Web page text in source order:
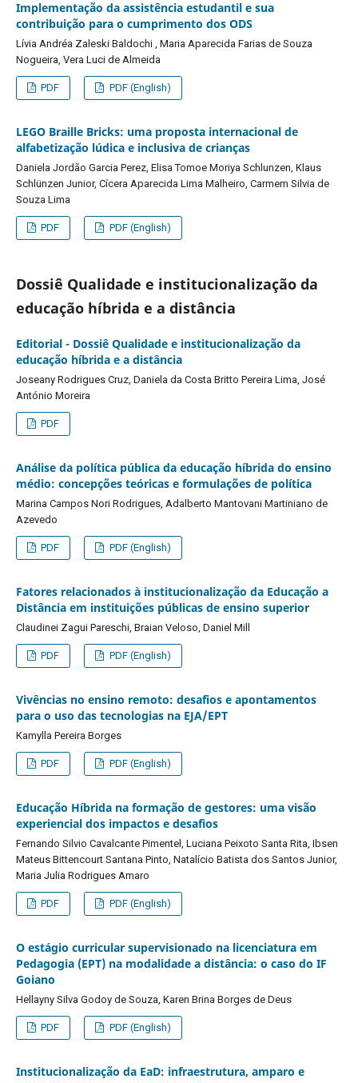
Implementação da assistência estudantil e sua
contribuição para o cumprimento dos ODS
Lívia Andréa Zaleski Baldochi , Maria Aparecida Farias de Souza
Nogueira, Vera Luci de Almeida
PDF PDF (English)
LEGO Braille Bricks: uma proposta internacional de
alfabetização lúdica e inclusiva de crianças
Daniela Jordão Garcia Perez, Elisa Tomoe Moriya Schlunzen, Klaus
Schlünzen Junior, Cícera Aparecida Lima Malheiro, Carmem Silvia de
Souza Lima
PDF PDF (English)
Dossiê Qualidade e institucionalização da
educação híbrida e a distância
Editorial - Dossiê Qualidade e institucionalização da
educação híbrida e a distância
Joseany Rodrigues Cruz, Daniela da Costa Britto Pereira Lima, José
António Moreira
PDF
Análise da política pública da educação híbrida do ensino
médio: concepções teóricas e formulações de política
Marina Campos Nori Rodrigues, Adalberto Mantovani Martiniano de
Azevedo
PDF PDF (English)
Fatores relacionados à institucionalização da Educação a
Distância em instituições públicas de ensino superior
Claudinei Zagui Pareschi, Braian Veloso, Daniel Mill
PDF PDF (English)
Vivências no ensino remoto: desafios e apontamentos
para o uso das tecnologias na EJA/EPT
Kamylla Pereira Borges
PDF PDF (English)
Educação Híbrida na formação de gestores: uma visão
experiencial dos impactos e desafios
Fernando Silvio Cavalcante Pimentel, Luciana Peixoto Santa Rita, Ibsen
Mateus Bittencourt Santana Pinto, Natalício Batista dos Santos Junior,
Maria Julia Rodrigues Amaro
PDF PDF (English)
O estágio curricular supervisionado na licenciatura em
Pedagogia (EPT) na modalidade a distância: o caso do IF
Goiano
Hellayny Silva Godoy de Souza, Karen Brina Borges de Deus
PDF PDF (English)
Institucionalização da EaD: infraestrutura, amparo e